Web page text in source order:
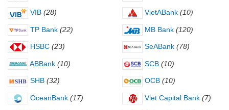
VIB (28) VietABank (10)
TP Bank (22) MB Bank (120)
HSBC (23) SeABank (78)
ABBank (10) SCB (10)
SHB (32) OCB (10)
OceanBank (17) Viet Capital Bank (7)